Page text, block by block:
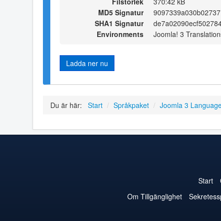
MD5 Signatur
SHA1 Signatur
Environments
Joomla! 3
Ladda ner nu
Du är här: Start / Språkpaket / Joomla 3
Start
Om Tillgänglighet